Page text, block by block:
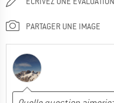
PARTAGER UNE IMAGE